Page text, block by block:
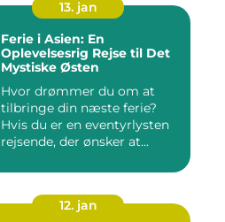
13. jan
Ferie i Asien: En
Oplevelsesrig Rejse til Det
Mystiske Østen
Hvor drømmer du om at
tilbringe din næste ferie?
Hvis du er en eventyrlysten
rejsende, der ønsker at...
12. jan